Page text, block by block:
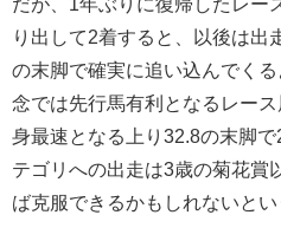
だが、1年ぶりに復帰したレー
り出して2着すると、以後は出
の末脚で確実に追い込んでく
念では先行馬有利となるレー
身最速となる上り32.8の末脚
テゴリへの出走は3歳の菊花賞
ば克服できるかもしれないと